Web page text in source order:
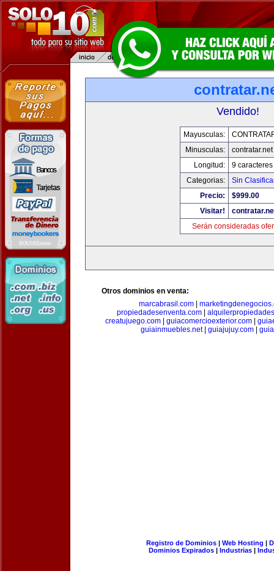
Vendido!
Mayusculas:
Minusculas:
contratar.net
Longitud:
9 caracteres
Categorias:
Sin
Precio:
$999.00
Visitar!
Serán consideradas
Otros dominios en venta:
marcabrasil.com
propiedadesenventa.com
creatujuego.com| guiacomercioexterior.com|
guiainmuebles.net| guiajujuy.com|
Registro de Dominios| Web Hosting |
Dominios Expirados | Industrias |